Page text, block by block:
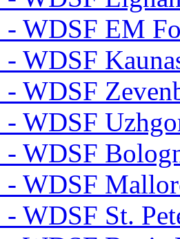
- WDSF EM
- WDSF
WDSF
- WDSF
- WDSF
- WDSF
WDSF St.